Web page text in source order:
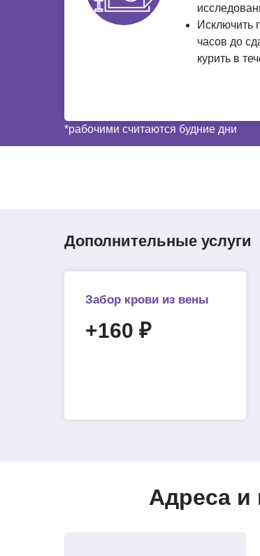
Исключить
часов до
курить в
*рабочими считаются будние дни
Дополнительные услуги
Забор крови из вены
+160 ₽
Адреса и